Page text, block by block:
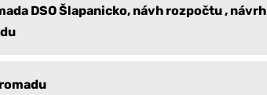
DSO Šlapanicko, návh rozpočtu , návrh